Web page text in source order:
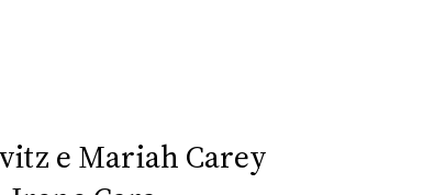
e Mariah Carey